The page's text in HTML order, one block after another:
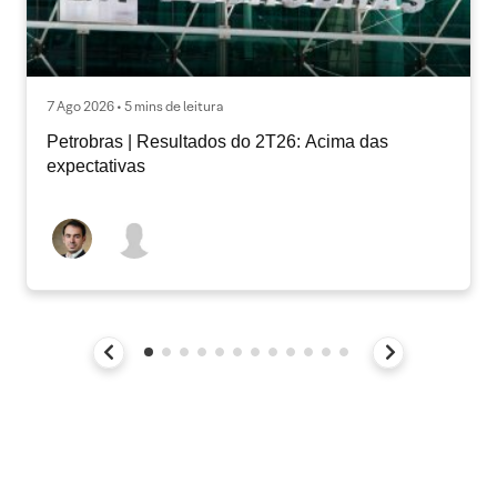
7 Ago 2026 • 5 mins de leitura
Petrobras | Resultados do 2T26: Acima das
expectativas